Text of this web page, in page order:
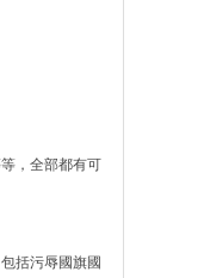
，全部都有可
括污辱國旗國